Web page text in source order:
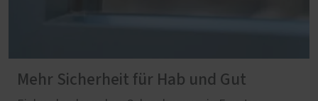
Mehr Sicherheit für Hab und Gut